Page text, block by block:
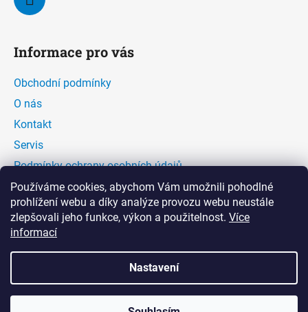
Používáme cookies, abychom Vám umožnili pohodlné
prohlížení webu a díky analýze provozu webu neustále
zlepšovali jeho funkce, výkon a použitelnost. Více
informací
Nastavení
Informace pro vás
Obchodní podmínky
O nás
Kontakt
Servis
Podmínky ochrany osobních údajů
Kontaktní formulář
Facebook